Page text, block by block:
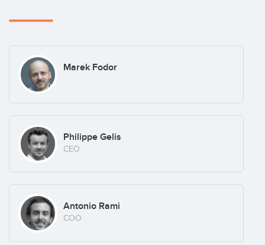
Marek Fodor
Philippe Gelis
CEO
Antonio Rami
COO